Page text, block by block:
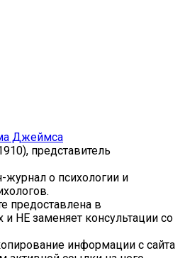
Джеймса
представитель
о психологии и
предоставлена в
НЕ заменяет консультации со
информации с сайта